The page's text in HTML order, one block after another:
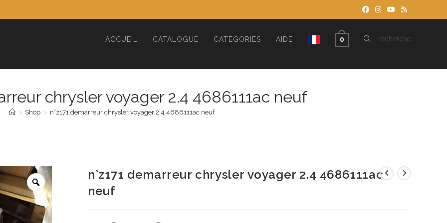
recherche
ACCUEIL CATALOGUE CATÉGORIES AIDE 0 TOGGLE
chrysler voyager 2.4 4686111ac neuf
> Shop > n°z171 demarreur chrysler voyager 2.4 4686111ac neuf
n°z171 demarreur chrysler voyager 2.4 4686111ac
neuf